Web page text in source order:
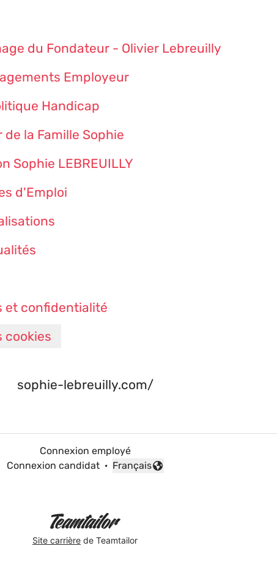
du Fondateur - Olivier Lebreuilly
Employeur
Handicap
la Famille Sophie
Sophie LEBREUILLY
d'Emploi
et confidentialité
cookies
sophie-lebreuilly.com/
Connexion employé
Connexion candidat ·
Changer la langue
Français
Site carrière de Teamtailor